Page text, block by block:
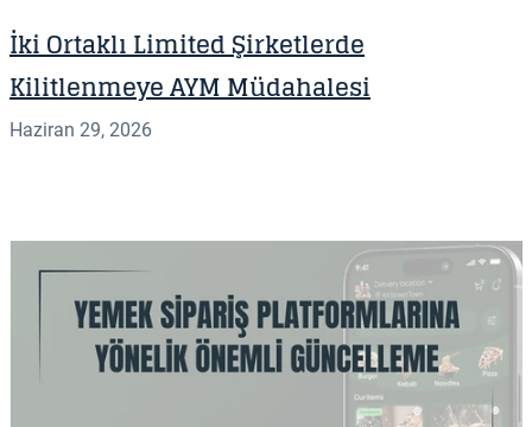
İki Ortaklı Limited Şirketlerde
Kilitlenmeye AYM Müdahalesi
Haziran 29, 2026